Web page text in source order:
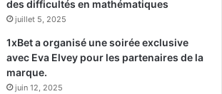
des difficultés en mathématiques
juillet 5, 2025
1xBet a organisé une soirée exclusive
avec Eva Elvey pour les partenaires de la
marque.
juin 12, 2025